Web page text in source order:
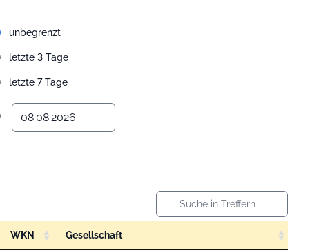
unbegrenzt
letzte 3 Tage
letzte 7 Tage
WKN Gesellschaft